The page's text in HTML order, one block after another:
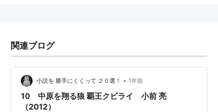
とする場合はこれに代わる秘書的な存在が必要となっ
た。
関連ブログ
小説を 勝手にくくって ２０選！ • 1年前
10 中原を翔る狼 覇王クビライ 小前 亮
（2012）